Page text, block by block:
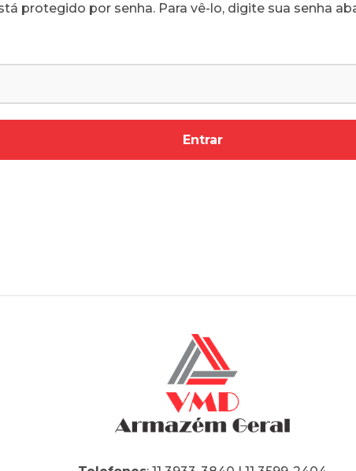
protegido por senha. Para vê-lo, digite sua senha